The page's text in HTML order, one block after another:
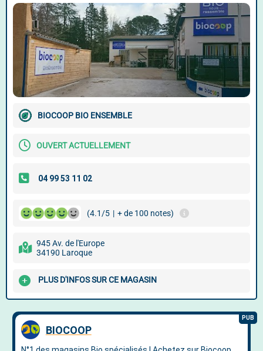
BIOCOOP BIO ENSEMBLE
OUVERT ACTUELLEMENT
(4.1/5 | + de 100 notes)
945 Av. de l'Europe
34190 Laroque
PLUS D'INFOS SUR CE MAGASIN